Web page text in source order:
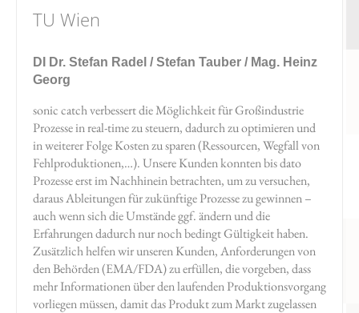
TU Wien
DI Dr. Stefan Radel / Stefan Tauber / Mag. Heinz
Georg
sonic catch verbessert die Möglichkeit für Großindustrie
Prozesse in real-time zu steuern, dadurch zu optimieren und
in weiterer Folge Kosten zu sparen (Ressourcen, Wegfall von
Fehlproduktionen,…). Unsere Kunden konnten bis dato
Prozesse erst im Nachhinein betrachten, um zu versuchen,
daraus Ableitungen für zukünftige Prozesse zu gewinnen –
auch wenn sich die Umstände ggf. ändern und die
Erfahrungen dadurch nur noch bedingt Gültigkeit haben.
Zusätzlich helfen wir unseren Kunden, Anforderungen von
den Behörden (EMA/FDA) zu erfüllen, die vorgeben, dass
mehr Informationen über den laufenden Produktionsvorgang
vorliegen müssen, damit das Produkt zum Markt zugelassen